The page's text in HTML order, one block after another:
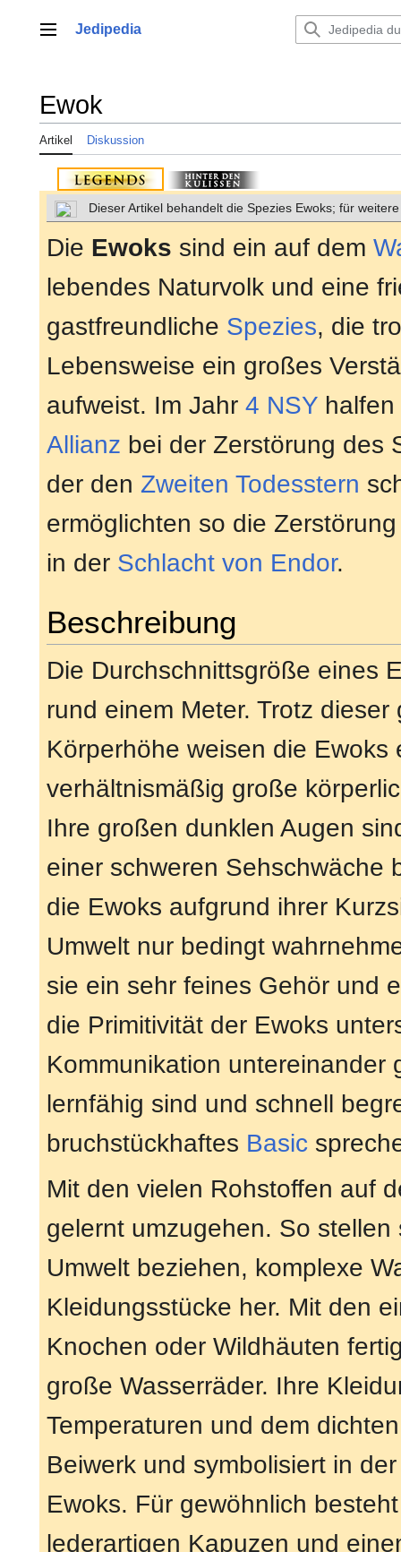
springenHauptmenü
Jedipedia
Ewok
Artikel Diskussion
Dieser Artikel behandelt die Spezies Ewoks; für
Die Ewoks sind ein auf dem
lebendes Naturvolk und eine
gastfreundliche Spezies, die
Lebensweise ein großes
aufweist. Im Jahr 4 NSY
Allianz bei der Zerstörung des
der den Zweiten Todesstern
ermöglichten so die
in der Schlacht von Endor.
Beschreibung
Die Durchschnittsgröße eines
rund einem Meter. Trotz dieser
Körperhöhe weisen die Ewoks
verhältnismäßig große
Ihre großen dunklen Augen
einer schweren Sehschwäche
die Ewoks aufgrund ihrer
Umwelt nur bedingt
sie ein sehr feines Gehör und
die Primitivität der Ewoks
Kommunikation untereinander
lernfähig sind und schnell
bruchstückhaftes Basic
Mit den vielen Rohstoffen auf
gelernt umzugehen. So
Umwelt beziehen, komplexe
Kleidungsstücke her. Mit den
Knochen oder Wildhäuten
große Wasserräder. Ihre
Temperaturen und dem
Beiwerk und symbolisiert in
Ewoks. Für gewöhnlich
lederartigen Kapuzen und